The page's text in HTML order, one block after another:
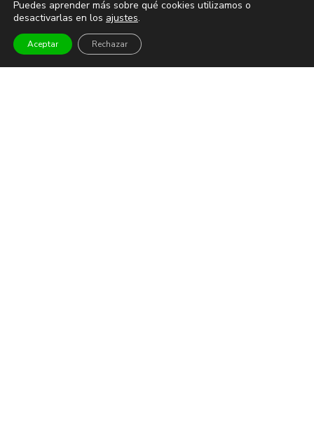
Magia
Puedes aprender más sobre qué cookies utilizamos o
desactivarlas en los ajustes.
Aceptar Rechazar